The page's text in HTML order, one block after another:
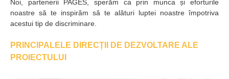
Noi, partenerii PAGES, sperăm ca prin munca și eforturile
noastre să te inspirăm să te alături luptei noastre împotriva
acestui tip de discriminare.
PRINCIPALELE DIRECȚII DE DEZVOLTARE ALE
PROIECTULUI